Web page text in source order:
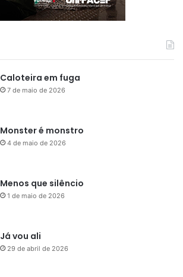
Caloteira em fuga
7 de maio de 2026
Monster é monstro
4 de maio de 2026
Menos que silêncio
1 de maio de 2026
Já vou ali
29 de abril de 2026